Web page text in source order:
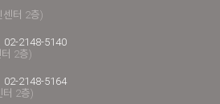
센터 2층)
02-2148-5140
2층)
02-2148-5164
터 2층)